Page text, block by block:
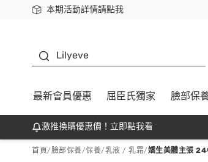
本期活動詳情請點我
下載app最高回饋$350
Lilyeve
最新會員優惠 屈臣氏獨家 臉部保
激推換購優惠價！立即點我看
首頁/臉部保養/保養/乳液 / 乳霜/嬌生美體主張 24